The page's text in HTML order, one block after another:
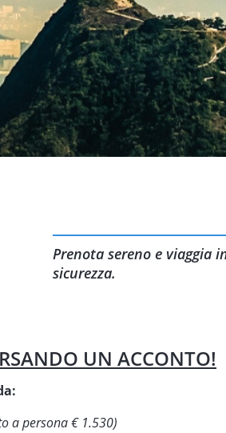
Prenota sereno e viaggia
sicurezza.
UN ACCONTO!
a persona € 1.530)